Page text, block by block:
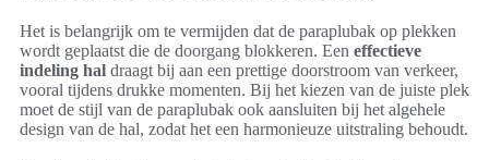
Het is belangrijk om te vermijden dat de paraplubak op plekken
wordt geplaatst die de doorgang blokkeren. Een effectieve
indeling hal draagt bij aan een prettige doorstroom van verkeer,
vooral tijdens drukke momenten. Bij het kiezen van de juiste plek
moet de stijl van de paraplubak ook aansluiten bij het algehele
design van de hal, zodat het een harmonieuze uitstraling behoudt.